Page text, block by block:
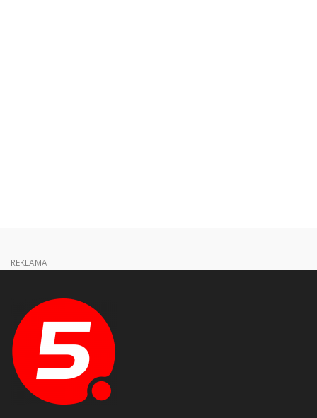
REKLAMA